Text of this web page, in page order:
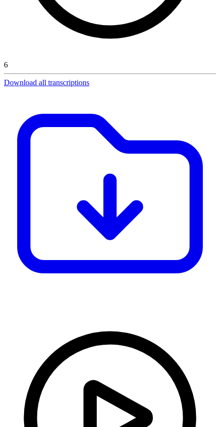
6
Download all transcriptions